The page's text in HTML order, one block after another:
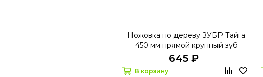
Ножовка по дереву ЗУБР Тайга
450 мм прямой крупный зуб
быстрый рез поперек волок
645 ₽
В корзину